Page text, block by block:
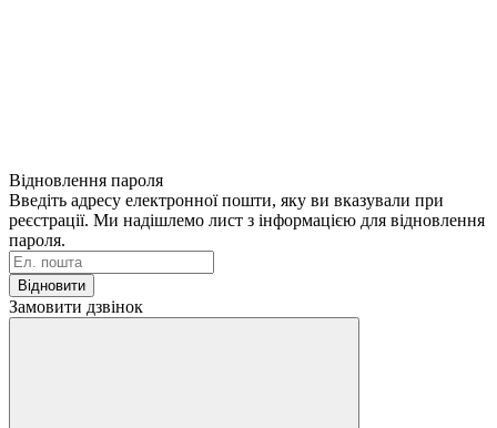
Відновлення пароля
Введіть адресу електронної пошти, яку ви вказували при
реєстрації. Ми надішлемо лист з інформацією для відновлення
пароля.
Відновити
Замовити дзвінок